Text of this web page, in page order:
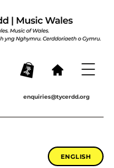
enquiries@tycerdd.org
ENGLISH